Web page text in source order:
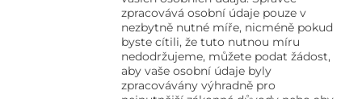
zpracovává osobní údaje pouze v
nezbytně nutné míře, nicméně pokud
byste cítili, že tuto nutnou míru
nedodržujeme, můžete podat žádost,
aby vaše osobní údaje byly
zpracovávány výhradně pro